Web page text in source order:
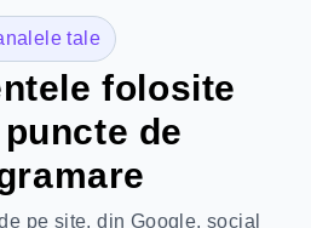
tale
folosite
de
pe site, din Google, social